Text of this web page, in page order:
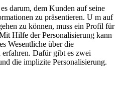
darum, dem Kunden auf seine
zu präsentieren. U m auf
zu können, muss ein Profil für
Hilfe der Personalisierung kann
Wesentliche über die
erfahren. Dafür gibt es zwei
die implizite Personalisierung.